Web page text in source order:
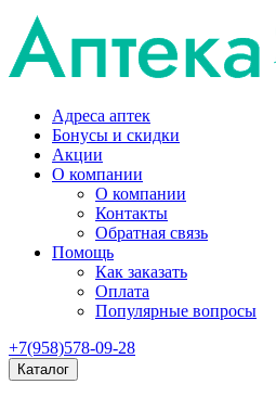
Адреса аптек
Бонусы и скидки
Акции
О компании
О компании
Контакты
Обратная связь
Помощь
Как заказать
Оплата
Популярные вопросы
+7(958)578-09-28
Каталог